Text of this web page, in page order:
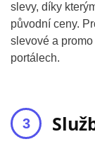
slevy, díky
původní ceny.
slevové a
portálech.